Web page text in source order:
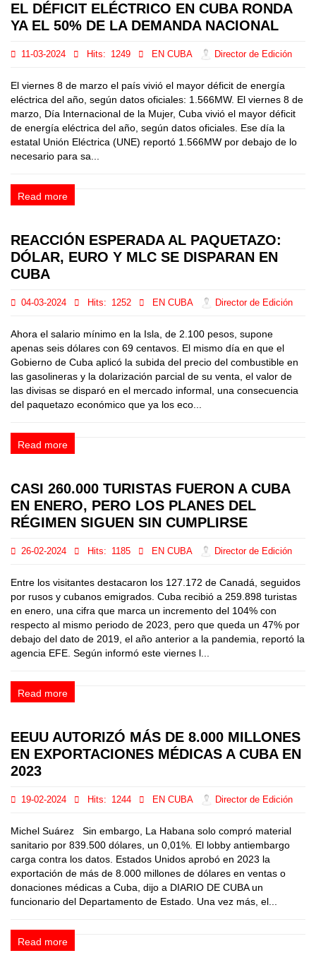
EL DÉFICIT ELÉCTRICO EN CUBA RONDA
YA EL 50% DE LA DEMANDA NACIONAL
11-03-2024 Hits: 1249 EN CUBA Director de Edición
El viernes 8 de marzo el país vivió el mayor déficit de energía
eléctrica del año, según datos oficiales: 1.566MW. El viernes 8 de
marzo, Día Internacional de la Mujer, Cuba vivió el mayor déficit
de energía eléctrica del año, según datos oficiales. Ese día la
estatal Unión Eléctrica (UNE) reportó 1.566MW por debajo de lo
necesario para sa...
Read more
REACCIÓN ESPERADA AL PAQUETAZO:
DÓLAR, EURO Y MLC SE DISPARAN EN
CUBA
04-03-2024 Hits: 1252 EN CUBA Director de Edición
Ahora el salario mínimo en la Isla, de 2.100 pesos, supone
apenas seis dólares con 69 centavos. El mismo día en que el
Gobierno de Cuba aplicó la subida del precio del combustible en
las gasolineras y la dolarización parcial de su venta, el valor de
las divisas se disparó en el mercado informal, una consecuencia
del paquetazo económico que ya los eco...
Read more
CASI 260.000 TURISTAS FUERON A CUBA
EN ENERO, PERO LOS PLANES DEL
RÉGIMEN SIGUEN SIN CUMPLIRSE
26-02-2024 Hits: 1185 EN CUBA Director de Edición
Entre los visitantes destacaron los 127.172 de Canadá, seguidos
por rusos y cubanos emigrados. Cuba recibió a 259.898 turistas
en enero, una cifra que marca un incremento del 104% con
respecto al mismo periodo de 2023, pero que queda un 47% por
debajo del dato de 2019, el año anterior a la pandemia, reportó la
agencia EFE. Según informó este viernes l...
Read more
EEUU AUTORIZÓ MÁS DE 8.000 MILLONES
EN EXPORTACIONES MÉDICAS A CUBA EN
2023
19-02-2024 Hits: 1244 EN CUBA Director de Edición
Michel Suárez Sin embargo, La Habana solo compró material
sanitario por 839.500 dólares, un 0,01%. El lobby antiembargo
carga contra los datos. Estados Unidos aprobó en 2023 la
exportación de más de 8.000 millones de dólares en ventas o
donaciones médicas a Cuba, dijo a DIARIO DE CUBA un
funcionario del Departamento de Estado. Una vez más, el...
Read more